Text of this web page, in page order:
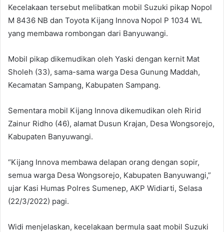
Kecelakaan tersebut melibatkan mobil Suzuki pikap Nopol
M 8436 NB dan Toyota Kijang Innova Nopol P 1034 WL
yang membawa rombongan dari Banyuwangi.
Mobil pikap dikemudikan oleh Yaski dengan kernit Mat
Sholeh (33), sama-sama warga Desa Gunung Maddah,
Kecamatan Sampang, Kabupaten Sampang.
Sementara mobil Kijang Innova dikemudikan oleh Ririd
Zainur Ridho (46), alamat Dusun Krajan, Desa Wongsorejo,
Kabupaten Banyuwangi.
“Kijang Innova membawa delapan orang dengan sopir,
semua warga Desa Wongsorejo, Kabupaten Banyuwangi,”
ujar Kasi Humas Polres Sumenep, AKP Widiarti, Selasa
(22/3/2022) pagi.
Widi menjelaskan, kecelakaan bermula saat mobil Suzuki